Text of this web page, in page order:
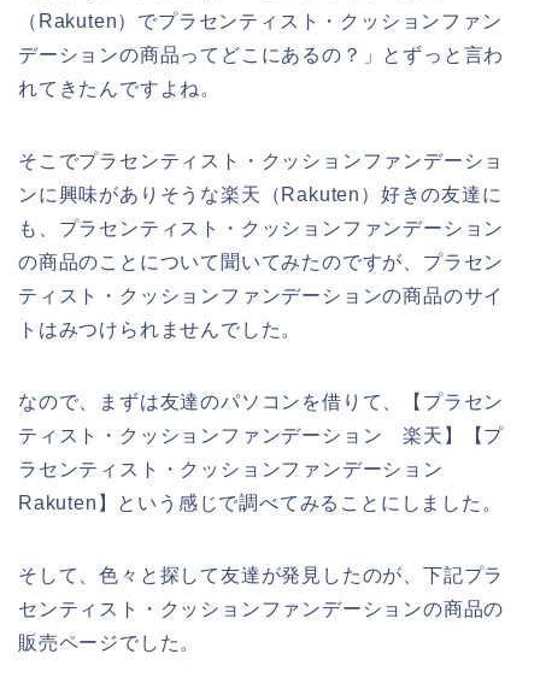
（Rakuten）でプラセンティスト・クッションファン
デーションの商品ってどこにあるの？」とずっと言わ
れてきたんですよね。
そこでプラセンティスト・クッションファンデーショ
ンに興味がありそうな楽天（Rakuten）好きの友達に
も、プラセンティスト・クッションファンデーション
の商品のことについて聞いてみたのですが、プラセン
ティスト・クッションファンデーションの商品のサイ
トはみつけられませんでした。
なので、まずは友達のパソコンを借りて、【プラセン
ティスト・クッションファンデーション 楽天】【プ
ラセンティスト・クッションファンデーション
Rakuten】という感じで調べてみることにしました。
そして、色々と探して友達が発見したのが、下記プラ
センティスト・クッションファンデーションの商品の
販売ページでした。